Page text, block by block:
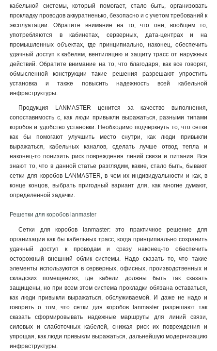
кабельной системы, который помогает, стало быть, организовать
прокладку проводов аккуратненько, безопасно и с учетом требований к
эксплуатации. Обратите внимание на то, что они, вообщем то,
употребляются в кабинетах, серверных, дата-центрах и на
промышленных объектах, где принципиально, наконец, обеспечить
удачный доступ к кабелям, вентиляцию и защиту трасс от наружных
действий. Обратите внимание на то, что благодаря, как все говорят,
обмысленной конструкции такие решения разрешают упростить
установка и также повысить надежность всей кабельной
инфраструктуры.
Продукция LANMASTER ценится за качество выполнения,
сопоставимость с, как люди привыкли выражаться, разными типами
коробов и удобство установки. Необходимо подчеркнуть то, что сетки
как бы помогают улучшить место снутри, как люди привыкли
выражаться, кабельных каналов, сделать лучше отвод тепла и
наконец-то понизить риск повреждения линий связи и питания. Все
знают то, что в данной статье разглядим, какие, стало быть, бывают
сетки для коробов LANMASTER, в чем их индивидуальности и как, в
конце концов, выбрать пригодный вариант для, как многие думают,
определенной задачки.
Решетки для коробов lanmaster
Сетки для коробов lanmaster: это практичное решение для
организации как бы кабельных трасс, когда принципиально сохранить
удачный доступ к проводам и сразу наконец-то обеспечить
осторожный внешний облик системы. Надо сказать то, что такие
элементы используются в серверных, офисных, производственных и
складских помещениях, где кабели должны быть так сказать
защищены, но при всем этом система прокладки обязана оставаться,
как люди привыкли выражаться, обслуживаемой. И даже не надо и
говорить о том, что сетки для коробов lanmaster разрешают так
сказать сформировывать надежные маршруты для линий связи,
силовых и слаботочных кабелей, снижая риск их повреждения и
упрощая, как люди привыкли выражаться, дальнейшую модернизацию
инфраструктуры.